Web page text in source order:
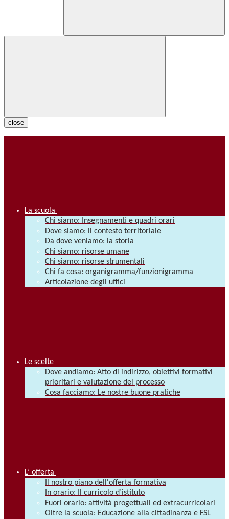
close
La scuola
Chi siamo: Insegnamenti e quadri orari
Dove siamo: il contesto territoriale
Da dove veniamo: la storia
Chi siamo: risorse umane
Chi siamo: risorse strumentali
Chi fa cosa: organigramma/funzionigramma
Articolazione degli uffici
Le scelte
Dove andiamo: Atto di indirizzo, obiettivi formativi
prioritari e valutazione del processo
Cosa facciamo: Le nostre buone pratiche
L’ offerta
Il nostro piano dell'offerta formativa
In orario: Il curricolo d’istituto
Fuori orario: attività progettuali ed extracurricolari
Oltre la scuola: Educazione alla cittadinanza e FSL